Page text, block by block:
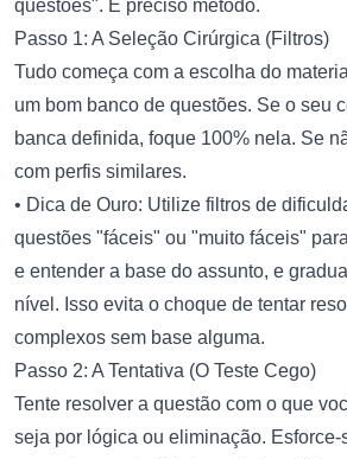
questões". É preciso método.
Passo 1: A Seleção Cirúrgica (Filtros)
Tudo começa com a escolha do
um bom banco de questões. Se o seu
banca definida, foque 100% nela. Se
com perfis similares.
• Dica de Ouro: Utilize filtros de
questões "fáceis" ou "muito fáceis"
e entender a base do assunto, e
nível. Isso evita o choque de tentar
complexos sem base alguma.
Passo 2: A Tentativa (O Teste Cego)
Tente resolver a questão com o que
seja por lógica ou eliminação.